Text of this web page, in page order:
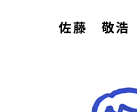
佐藤 敬浩